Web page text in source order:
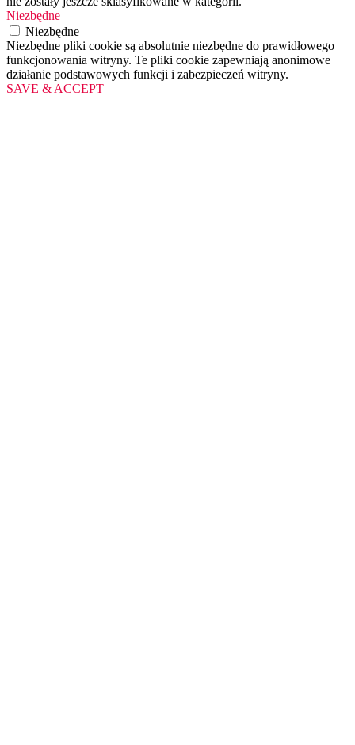
Niezbędne
Niezbędne
Niezbędne pliki cookie są absolutnie niezbędne do prawidłowego
funkcjonowania witryny. Te pliki cookie zapewniają anonimowe
działanie podstawowych funkcji i zabezpieczeń witryny.
SAVE & ACCEPT